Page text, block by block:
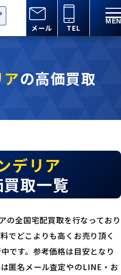
メール TEL
の高価買取
デリア
取一覧
の全国宅配買取を行なっており
でどこよりも高くお売り頂く
です。参考価格は目安となり
匿名メール査定やのLINE・お